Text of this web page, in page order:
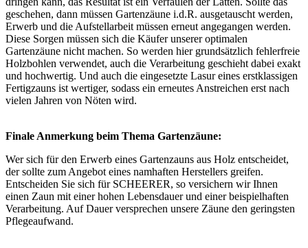
geschehen, dann müssen Gartenzäune i.d.R. ausgetauscht werden,
Erwerb und die Aufstellarbeit müssen erneut angegangen werden.
Diese Sorgen müssen sich die Käufer unserer optimalen
Gartenzäune nicht machen. So werden hier grundsätzlich fehlerfreie
Holzbohlen verwendet, auch die Verarbeitung geschieht dabei exakt
und hochwertig. Und auch die eingesetzte Lasur eines erstklassigen
Fertigzauns ist wertiger, sodass ein erneutes Anstreichen erst nach
vielen Jahren von Nöten wird.
Finale Anmerkung beim Thema Gartenzäune:
Wer sich für den Erwerb eines Gartenzauns aus Holz entscheidet,
der sollte zum Angebot eines namhaften Herstellers greifen.
Entscheiden Sie sich für SCHEERER, so versichern wir Ihnen
einen Zaun mit einer hohen Lebensdauer und einer beispielhaften
Verarbeitung. Auf Dauer versprechen unsere Zäune den geringsten
Pflegeaufwand.